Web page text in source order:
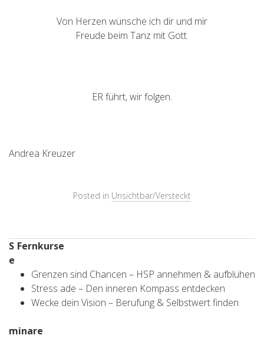
Von Herzen wünsche ich dir und mir
Freude beim Tanz mit Gott.
ER führt, wir folgen.
Andrea Kreuzer
Posted in Unsichtbar/Versteckt
Fernkurse
Grenzen sind Chancen – HSP annehmen & aufblühen
Stress ade – Den inneren Kompass entdecken
Wecke dein Vision – Berufung & Selbstwert finden
S
e
minare